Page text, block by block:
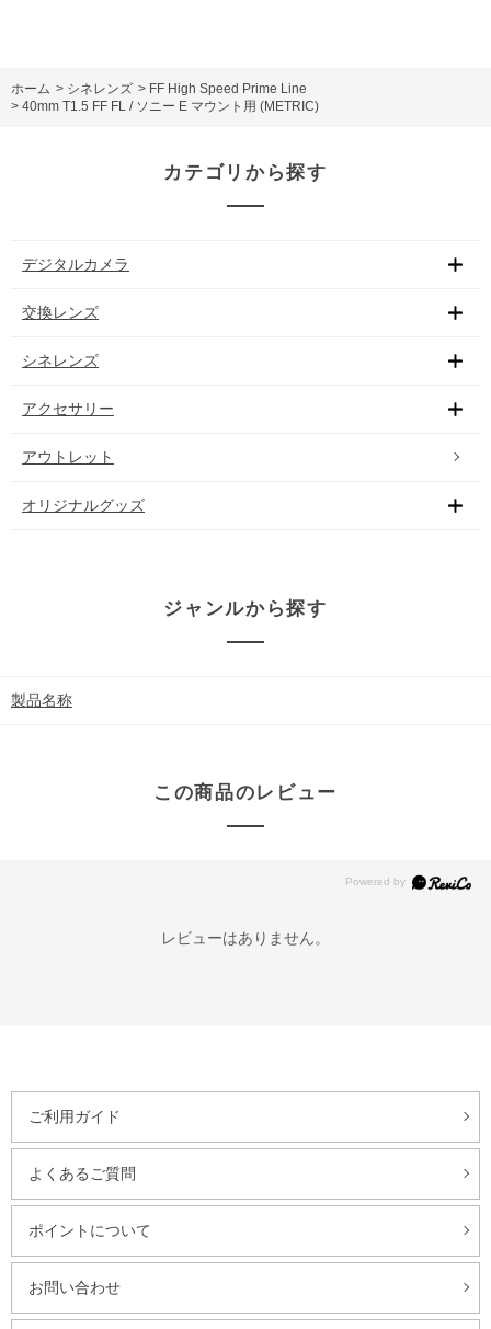
ホーム > シネレンズ > FF High Speed Prime Line
> 40mm T1.5 FF FL / ソニー E マウント用 (METRIC)
カテゴリから探す
デジタルカメラ
交換レンズ
シネレンズ
アクセサリー
アウトレット
オリジナルグッズ
ジャンルから探す
製品名称
この商品のレビュー
レビューはありません。
ご利用ガイド
よくあるご質問
ポイントについて
お問い合わせ